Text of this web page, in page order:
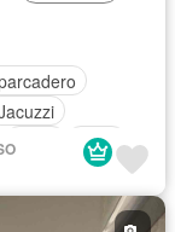
Patio
Jardín
Vigilante